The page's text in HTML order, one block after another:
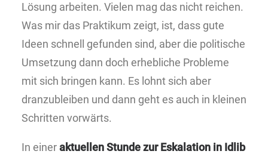
Lösung arbeiten. Vielen mag das nicht reichen.
Was mir das Praktikum zeigt, ist, dass gute
Ideen schnell gefunden sind, aber die politische
Umsetzung dann doch erhebliche Probleme
mit sich bringen kann. Es lohnt sich aber
dranzubleiben und dann geht es auch in kleinen
Schritten vorwärts.
In eineraktuellen Stunde zur Eskalation in Idlib